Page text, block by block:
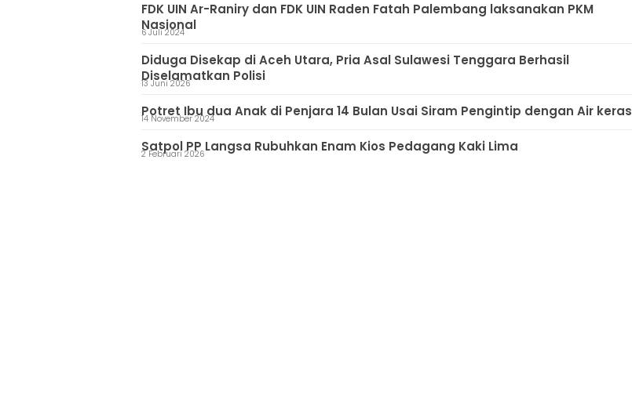
FDK UIN Ar-Raniry dan FDK UIN Raden Fatah Palembang laksanakan PKM
Nasional
6 Juli 2024
Diduga Disekap di Aceh Utara, Pria Asal Sulawesi Tenggara Berhasil
Diselamatkan Polisi
13 Juni 2026
Potret Ibu dua Anak di Penjara 14 Bulan Usai Siram Pengintip dengan Air keras
14 November 2024
Satpol PP Langsa Rubuhkan Enam Kios Pedagang Kaki Lima
2 Februari 2026